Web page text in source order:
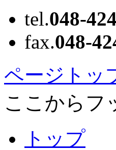
tel.048-
fax.048-
ページトッ
ここからフ
トップ